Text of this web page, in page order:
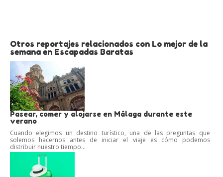
Otros reportajes relacionados con Lo mejor de la
semana en Escapadas Baratas
Pasear, comer y alojarse en Málaga durante este
verano
Cuando elegimos un destino turístico, una de las preguntas que
solemos hacernos antes de iniciar el viaje es cómo podemos
distribuir nuestro tiempo...